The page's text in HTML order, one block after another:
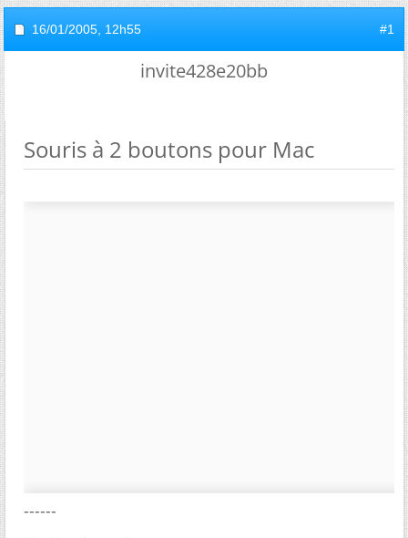
16/01/2005, 12h55 #1
invite428e20bb
Souris à 2 boutons pour Mac
------